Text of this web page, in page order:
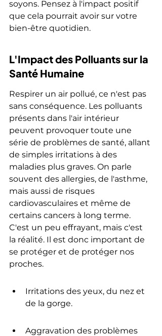
soyons. Pensez à l'impact positif
que cela pourrait avoir sur votre
bien-être quotidien.
L'Impact des Polluants sur la
Santé Humaine
Respirer un air pollué, ce n'est pas
sans conséquence. Les polluants
présents dans l'air intérieur
peuvent provoquer toute une
série de problèmes de santé, allant
de simples irritations à des
maladies plus graves. On parle
souvent des allergies, de l'asthme,
mais aussi de risques
cardiovasculaires et même de
certains cancers à long terme.
C'est un peu effrayant, mais c'est
la réalité. Il est donc important de
se protéger et de protéger nos
proches.
Irritations des yeux, du nez et
de la gorge.
Aggravation des problèmes